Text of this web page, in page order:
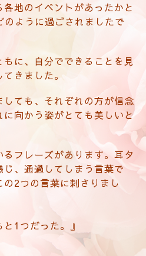
地のイベントがあったかと
ように過ごされましたで
に、自分でできることを見
きました。
ても、それぞれの方が信念
に向かう姿がとても美しいと
フレーズがあります。耳タ
、通過してしまう言葉で
2つの言葉に刺さりまし
1つだった。』